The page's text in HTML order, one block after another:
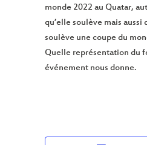
monde 2022 au Quatar,
qu’elle soulève mais aussi
soulève une coupe du
Quelle représentation du
événement nous donne.